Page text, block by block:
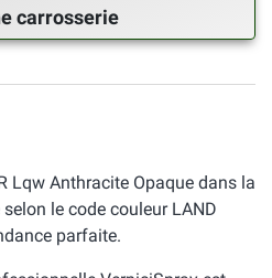
carrosserie
Lqw Anthracite Opaque dans la
le code couleur LAND
parfaite.